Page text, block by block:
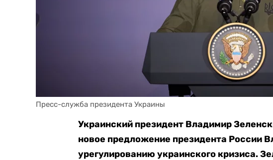
Пресс-служба президента Украины
Украинский президент Владимир
новое предложение президента России
урегулированию украинского кризиса.